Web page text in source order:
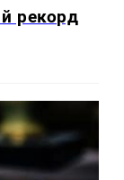
рекорд